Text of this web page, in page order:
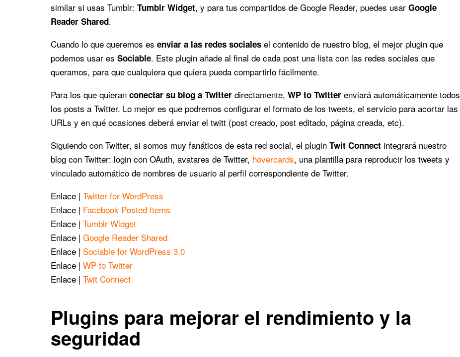
similar si usas Tumblr: Tumblr Widget, y para tus compartidos de Google Reader, puedes usar Google
Reader Shared.
Cuando lo que queremos es enviar a las redes sociales el contenido de nuestro blog, el mejor plugin que
podemos usar es Sociable. Este plugin añade al final de cada post una lista con las redes sociales que
queramos, para que cualquiera que quiera pueda compartirlo fácilmente.
Para los que quieran conectar su blog a Twitter directamente, WP to Twitter enviará automáticamente todos
los posts a Twitter. Lo mejor es que podremos configurar el formato de los tweets, el servicio para acortar las
URLs y en qué ocasiones deberá enviar el twitt (post creado, post editado, página creada, etc).
Siguiendo con Twitter, si somos muy fanáticos de esta red social, el plugin Twit Connect integrará nuestro
blog con Twitter: login con OAuth, avatares de Twitter, hovercards, una plantilla para reproducir los tweets y
vinculado automático de nombres de usuario al perfil correspondiente de Twitter.
Enlace | Twitter for WordPress
Enlace | Facebook Posted Items
Enlace | Tumblr Widget
Enlace | Google Reader Shared
Enlace | Sociable for WordPress 3.0
Enlace | WP to Twitter
Enlace | Twit Connect
Plugins para mejorar el rendimiento y la
seguridad